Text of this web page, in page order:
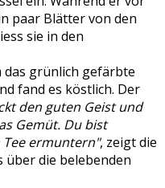
paar Blätter von den
sie in den
das grünlich gefärbte
fand es köstlich. Der
den guten Geist und
Gemüt. Du bist
Tee ermuntern", zeigt die
die belebenden